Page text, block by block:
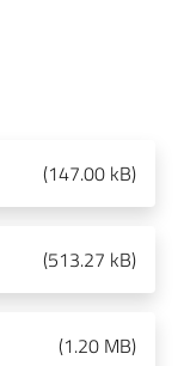
(147.00 kB)
(513.27 kB)
(1.20 MB)